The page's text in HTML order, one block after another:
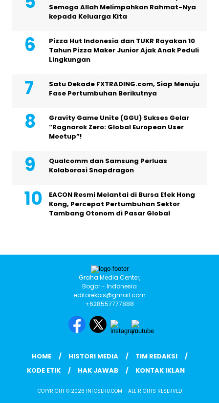
Semoga Allah Melimpahkan Rahmat-Nya
kepada Keluarga Kita
Pizza Hut Indonesia dan TUKR Rayakan 10
Tahun Pizza Maker Junior Ajak Anak Peduli
Lingkungan
Satu Dekade FXTRADING.com, Siap Menuju
Fase Pertumbuhan Berikutnya
Gravity Game Unite (GGU) Sukses Gelar
“Ragnarok Zero: Global European User
Meetup”!
Qualcomm dan Samsung Perluas
Kolaborasi Snapdragon
EACON Resmi Melantai di Bursa Efek Hong
Kong, Percepat Pertumbuhan Sektor
Tambang Otonom di Pasar Global
Graha Media Center,
Bogor - Indonesia
editorekbis@gmail.com
+628557777888
HOME HISTORI MEDIA
TIM REDAKSI
KODE ETIK
HAK JAWAB KONTAK IKLAN
COPYRIGHT © 2026 INFOSERU.COM - ALL RIGHTS RESERVED